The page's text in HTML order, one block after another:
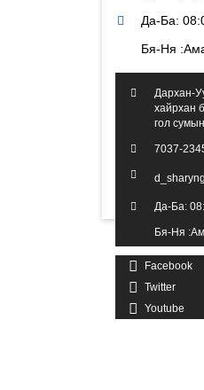
Да-Ба:
Бя-Ня
Дархан-
хайрхан
гол
7037-
Да-Ба:
Бя-Ня
Facebook
Twitter
Youtube
2016 он.